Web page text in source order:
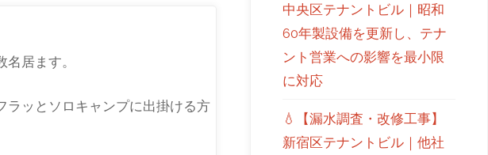
居ます。
ラッとソロキャンプに出掛ける方
中央区テナントビル｜昭和
60年製設備を更新し、テナ
ント営業への影響を最小限
に対応
💧【漏水調査・改修工事】
新宿区テナントビル｜他社